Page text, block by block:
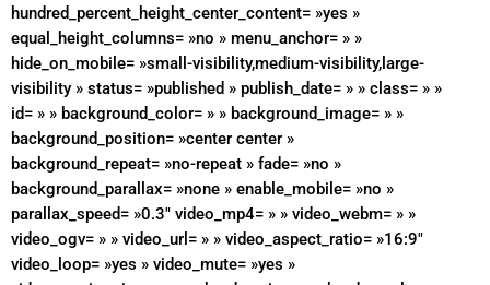
hundred_percent_height_center_content= »yes »
equal_height_columns= »no » menu_anchor= » »
hide_on_mobile= »small-visibility,medium-visibility,large-
visibility » status= »published » publish_date= » » class= » »
id= » » background_color= » » background_image= » »
background_position= »center center »
background_repeat= »no-repeat » fade= »no »
background_parallax= »none » enable_mobile= »no »
parallax_speed= »0.3″ video_mp4= » » video_webm= » »
video_ogv= » » video_url= » » video_aspect_ratio= »16:9″
video_loop= »yes » video_mute= »yes »